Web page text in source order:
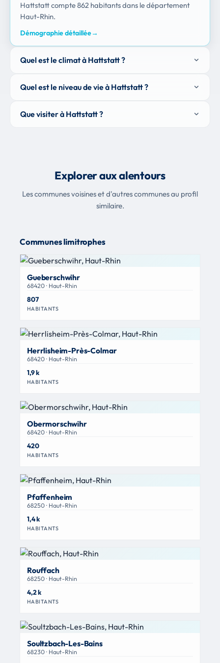
Hattstatt compte 862 habitants dans le département
Haut-Rhin.
Démographie détaillée→
Quel est le climat à Hattstatt ?
Quel est le niveau de vie à Hattstatt ?
Que visiter à Hattstatt ?
Explorer aux alentours
Les communes voisines et d'autres communes au profil
similaire.
Communes limitrophes
Gueberschwihr
68420 · Haut-Rhin
807
HABITANTS
Herrlisheim-Près-Colmar
68420 · Haut-Rhin
1,9 k
HABITANTS
Obermorschwihr
68420 · Haut-Rhin
420
HABITANTS
Pfaffenheim
68250 · Haut-Rhin
1,4 k
HABITANTS
Rouffach
68250 · Haut-Rhin
4,2 k
HABITANTS
Soultzbach-Les-Bains
68230 · Haut-Rhin